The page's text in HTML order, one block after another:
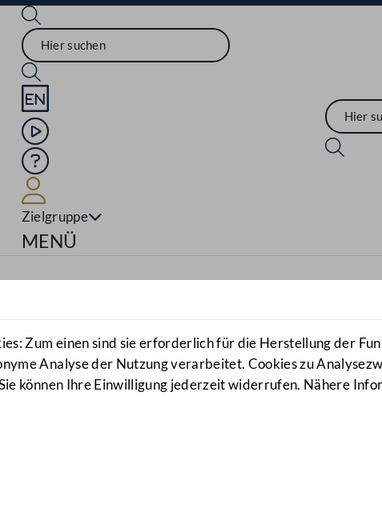
Sprache English
Mediathek
Hilfe
Zielgruppe
Navigationsmenü öffnen
MENÜ
Zum einen sind sie erforderlich für die Herstellung der
Analyse der Nutzung verarbeitet. Cookies zu
können Ihre Einwilligung jederzeit widerrufen. Nähere
Interessen auf